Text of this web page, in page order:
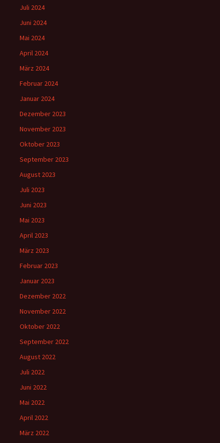
Juli 2024
Juni 2024
Mai 2024
April 2024
März 2024
Februar 2024
Januar 2024
Dezember 2023
November 2023
Oktober 2023
September 2023
August 2023
Juli 2023
Juni 2023
Mai 2023
April 2023
März 2023
Februar 2023
Januar 2023
Dezember 2022
November 2022
Oktober 2022
September 2022
August 2022
Juli 2022
Juni 2022
Mai 2022
April 2022
März 2022